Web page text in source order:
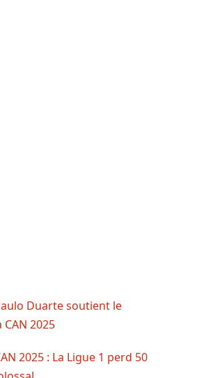
Duarte soutient le
2025
2025 : La Ligue 1 perd 50